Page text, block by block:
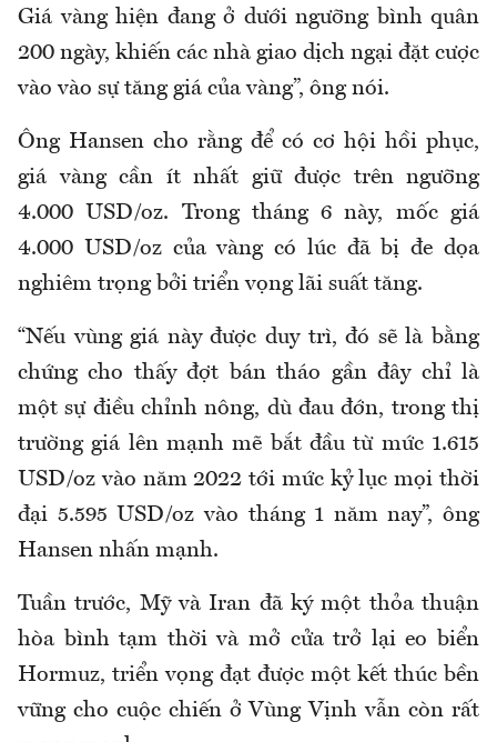
Giá vàng hiện đang ở dưới ngưỡng bình quân
200 ngày, khiến các nhà giao dịch ngại đặt cược
vào vào sự tăng giá của vàng”, ông nói.
Ông Hansen cho rằng để có cơ hội hồi phục,
giá vàng cần ít nhất giữ được trên ngưỡng
4.000 USD/oz. Trong tháng 6 này, mốc giá
4.000 USD/oz của vàng có lúc đã bị đe dọa
nghiêm trọng bởi triển vọng lãi suất tăng.
“Nếu vùng giá này được duy trì, đó sẽ là bằng
chứng cho thấy đợt bán tháo gần đây chỉ là
một sự điều chỉnh nông, dù đau đớn, trong thị
trường giá lên mạnh mẽ bắt đầu từ mức 1.615
USD/oz vào năm 2022 tới mức kỷ lục mọi thời
đại 5.595 USD/oz vào tháng 1 năm nay”, ông
Hansen nhấn mạnh.
Tuần trước, Mỹ và Iran đã ký một thỏa thuận
hòa bình tạm thời và mở cửa trở lại eo biển
Hormuz, triển vọng đạt được một kết thúc bền
vững cho cuộc chiến ở Vùng Vịnh vẫn còn rất